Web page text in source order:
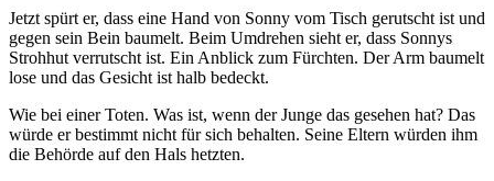
Jetzt spürt er, dass eine Hand von Sonny vom Tisch gerutscht ist und
gegen sein Bein baumelt. Beim Umdrehen sieht er, dass Sonnys
Strohhut verrutscht ist. Ein Anblick zum Fürchten. Der Arm baumelt
lose und das Gesicht ist halb bedeckt.
Wie bei einer Toten. Was ist, wenn der Junge das gesehen hat? Das
würde er bestimmt nicht für sich behalten. Seine Eltern würden ihm
die Behörde auf den Hals hetzten.